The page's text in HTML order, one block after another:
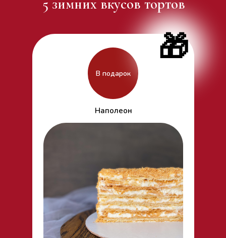
5 зимних вкусов тортов
Наполеон
В подарок
🎁